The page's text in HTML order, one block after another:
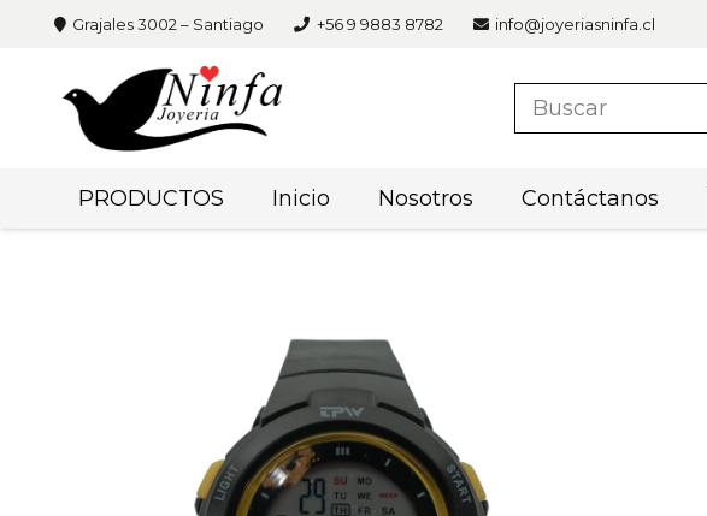
Grajales 3002 – Santiago +56 9 9883 8782 info@joyeriasninfa.cl
PRODUCTOS Inicio Nosotros Contáctanos